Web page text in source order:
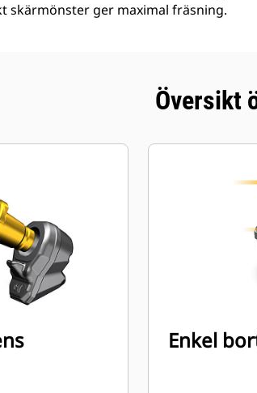
skärmönster ger maximal fräsning.
Översikt
Enkel